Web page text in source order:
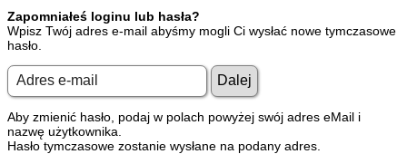
Zapomniałeś loginu lub hasła?
Wpisz Twój adres e-mail abyśmy mogli Ci wysłać nowe tymczasowe
hasło.
Aby zmienić hasło, podaj w polach powyżej swój adres eMail i
nazwę użytkownika.
Hasło tymczasowe zostanie wysłane na podany adres.